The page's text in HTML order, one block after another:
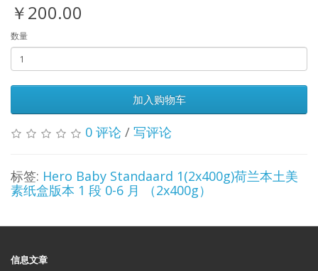
￥200.00
数量
加入购物车
0 评论 / 写评论
标签: Hero Baby Standaard 1(2x400g)荷兰本土美
素纸盒版本 1 段 0-6 月 （2x400g）
信息文章